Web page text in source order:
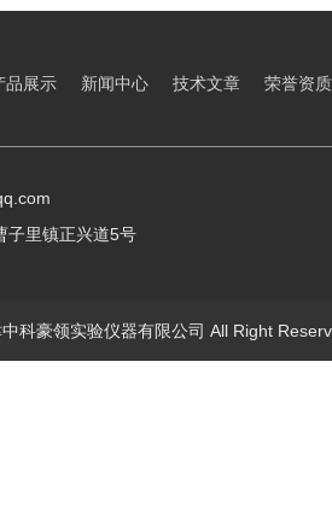
品展示 新闻中心 技术文章 荣誉资质
子里镇正兴道5号
科豪领实验仪器有限公司 All Right